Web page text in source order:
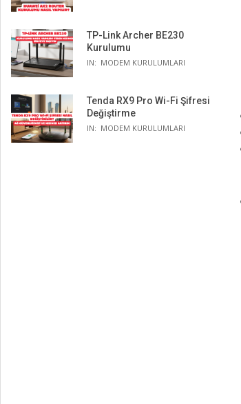
TP-Link Archer BE230
Kurulumu
IN: MODEM KURULUMLARI
Tenda RX9 Pro Wi-Fi Şifresi
Değiştirme
IN: MODEM KURULUMLARI